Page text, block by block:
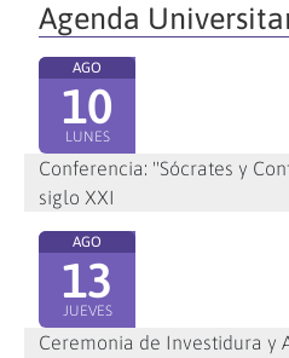
Agenda
AGO
10
LUNES
Conferencia: "Sócrates y
siglo XXI
AGO
13
JUEVES
Ceremonia de Investidura y